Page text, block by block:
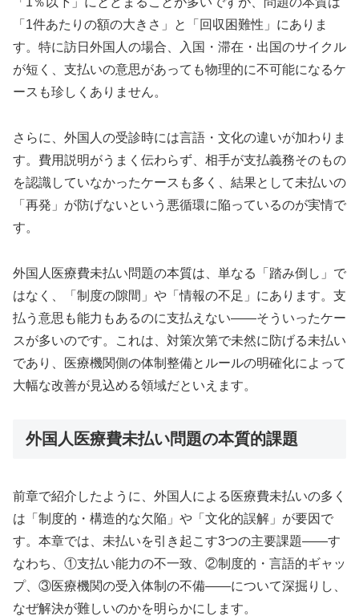
「1件あたりの額の大きさ」と「回収困難性」にありま
す。特に訪日外国人の場合、入国・滞在・出国のサイクル
が短く、支払いの意思があっても物理的に不可能になるケ
ースも珍しくありません。
さらに、外国人の受診時には言語・文化の違いが加わりま
す。費用説明がうまく伝わらず、相手が支払義務そのもの
を認識していなかったケースも多く、結果として未払いの
「再発」が防げないという悪循環に陥っているのが実情で
す。
外国人医療費未払い問題の本質は、単なる「踏み倒し」で
はなく、「制度の隙間」や「情報の不足」にあります。支
払う意思も能力もあるのに支払えない――そういったケー
スが多いのです。これは、対策次第で未然に防げる未払い
であり、医療機関側の体制整備とルールの明確化によって
大幅な改善が見込める領域だといえます。
外国人医療費未払い問題の本質的課題
前章で紹介したように、外国人による医療費未払いの多く
は「制度的・構造的な欠陥」や「文化的誤解」が要因で
す。本章では、未払いを引き起こす3つの主要課題――す
なわち、①支払い能力の不一致、②制度的・言語的ギャッ
プ、③医療機関の受入体制の不備――について深掘りし、
なぜ解決が難しいのかを明らかにします。